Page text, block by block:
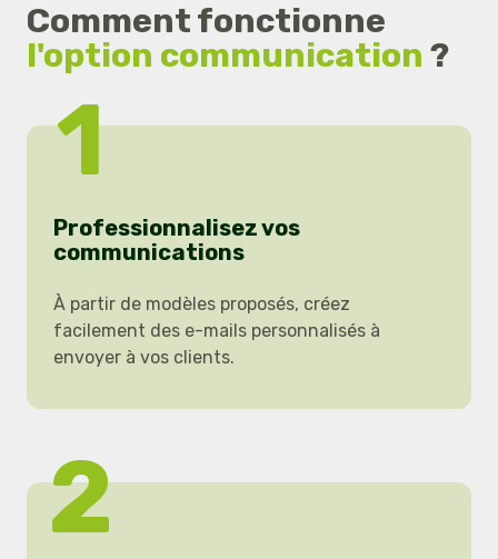
Comment fonctionne
l'option communication ?
1
Professionnalisez vos
communications
À partir de modèles proposés, créez
facilement des e-mails personnalisés à
envoyer à vos clients.
2